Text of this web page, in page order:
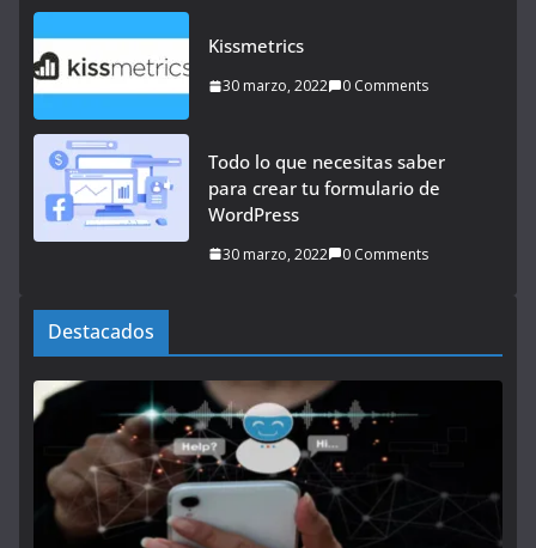
Kissmetrics
30 marzo, 2022 0 Comments
Todo lo que necesitas saber
para crear tu formulario de
WordPress
30 marzo, 2022 0 Comments
Destacados